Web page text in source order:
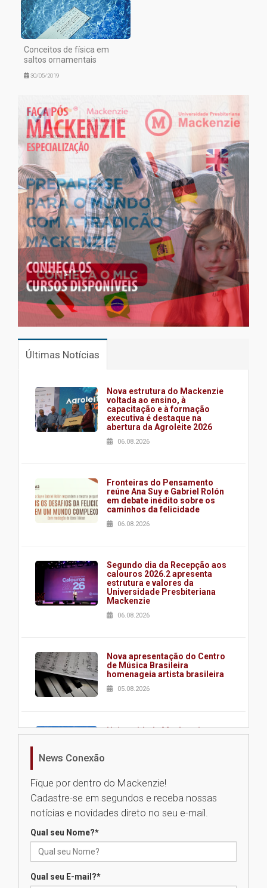
Conceitos de física em
saltos ornamentais
30/05/2019
Últimas Notícias
Nova estrutura do Mackenzie
voltada ao ensino, à
capacitação e à formação
executiva é destaque na
abertura da Agroleite 2026
06.08.2026
Fronteiras do Pensamento
reúne Ana Suy e Gabriel Rolón
em debate inédito sobre os
caminhos da felicidade
06.08.2026
Segundo dia da Recepção aos
calouros 2026.2 apresenta
estrutura e valores da
Universidade Presbiteriana
Mackenzie
06.08.2026
Nova apresentação do Centro
de Música Brasileira
homenageia artista brasileira
05.08.2026
Universidade Mackenzie
Seminário discute desafios
das novas tecnologias em
News Conexão
Fique por dentro do Mackenzie!
Cadastre-se em segundos e receba nossas
notícias e novidades direto no seu e-mail.
Qual seu Nome?*
Qual seu E-mail?*